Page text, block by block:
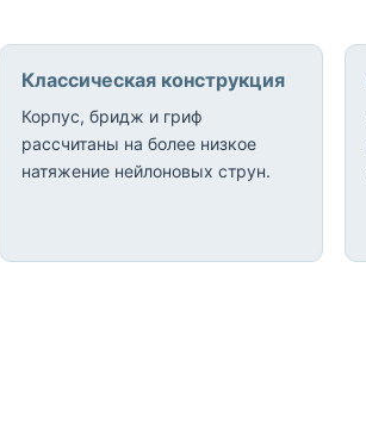
Классическая конструкция
Корпус, бридж и гриф
рассчитаны на более низкое
натяжение нейлоновых струн.